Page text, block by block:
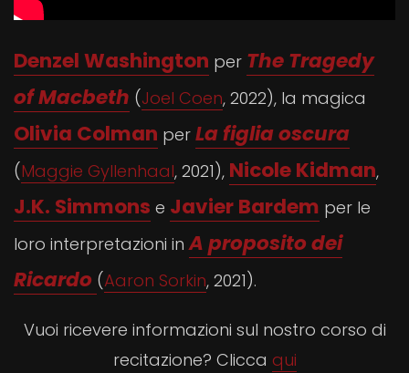
Denzel Washington per The Tragedy
of Macbeth (Joel Coen, 2022), la magica
Olivia Colman per La figlia oscura
(Maggie Gyllenhaal, 2021), Nicole Kidman,
J.K. Simmons e Javier Bardem per le
loro interpretazioni inA proposito dei
Ricardo (Aaron Sorkin, 2021).
Vuoi ricevere informazioni sul nostro corso di
recitazione? Clicca qui